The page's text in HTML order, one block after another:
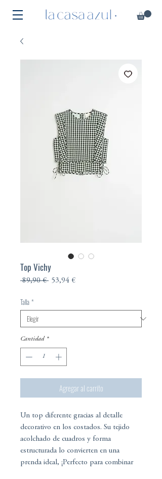
Top Vichy
89,90 € Precio
53,94 €Precio
Talla *
Cantidad *
Agregar al carrito
Un top diferente gracias al detalle
decorativo en los costados. Su tejido
acolchado de cuadros y forma
estructurada lo convierten en una
prenda ideal, ¡Perfecto para combinar